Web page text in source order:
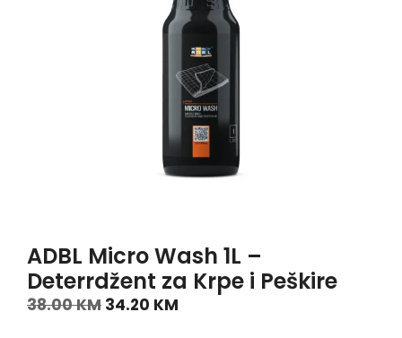
ADBL Micro Wash 1L –
Deterrdžent za Krpe i Peškire
38.00KM 34.20 KM